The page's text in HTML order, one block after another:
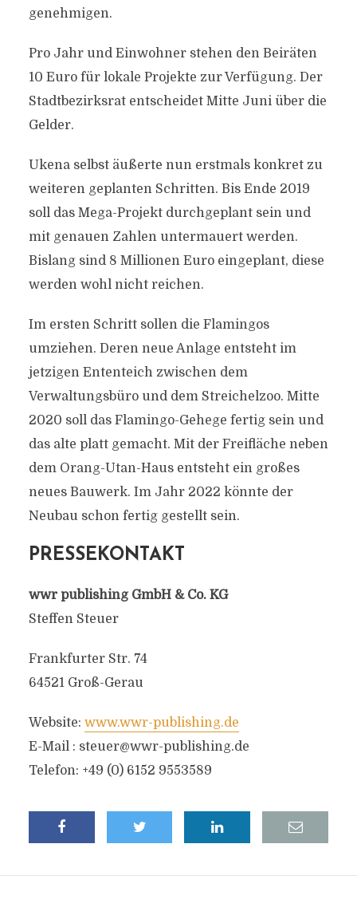
genehmigen.
Pro Jahr und Einwohner stehen den Beiräten
10 Euro für lokale Projekte zur Verfügung. Der
Stadtbezirksrat entscheidet Mitte Juni über die
Gelder.
Ukena selbst äußerte nun erstmals konkret zu
weiteren geplanten Schritten. Bis Ende 2019
soll das Mega-Projekt durchgeplant sein und
mit genauen Zahlen untermauert werden.
Bislang sind 8 Millionen Euro eingeplant, diese
werden wohl nicht reichen.
Im ersten Schritt sollen die Flamingos
umziehen. Deren neue Anlage entsteht im
jetzigen Ententeich zwischen dem
Verwaltungsbüro und dem Streichelzoo. Mitte
2020 soll das Flamingo-Gehege fertig sein und
das alte platt gemacht. Mit der Freifläche neben
dem Orang-Utan-Haus entsteht ein großes
neues Bauwerk. Im Jahr 2022 könnte der
Neubau schon fertig gestellt sein.
PRESSEKONTAKT
wwr publishing GmbH & Co. KG
Steffen Steuer
Frankfurter Str. 74
64521 Groß-Gerau
Website: www.wwr-publishing.de
E-Mail : steuer@wwr-publishing.de
Telefon: +49 (0) 6152 9553589